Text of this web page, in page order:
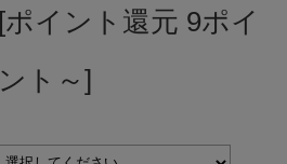
[ポイント還元 9ポイ
ント～]